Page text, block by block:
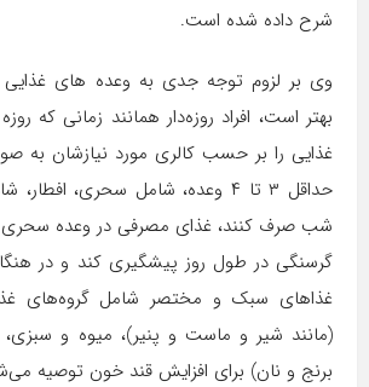
شرح داده شده است.
وی بر لزوم توجه جدی به وعده های غذایی
بهتر است، افراد روزه‌دار همانند زمانی که
غذایی را بر حسب کالری مورد نیازشان به
حداقل ۳ تا ۴ وعده، شامل سحری،
شب صرف کنند، غذای مصرفی در وعده‌ سحری
گرسنگی در طول روز پیشگیری کند و در
غذاهای سبک و مختصر شامل گروه‌های
(مانند شیر و ماست و پنیر)، میوه و سبزی،
برنج و نان) برای افزایش قند خون توصیه